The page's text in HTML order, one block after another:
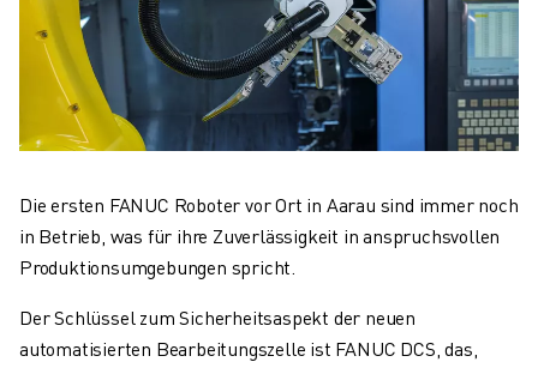
Die ersten FANUC Roboter vor Ort in Aarau sind immer noch
in Betrieb, was für ihre Zuverlässigkeit in anspruchsvollen
Produktionsumgebungen spricht.
Der Schlüssel zum Sicherheitsaspekt der neuen
automatisierten Bearbeitungszelle ist FANUC DCS, das,